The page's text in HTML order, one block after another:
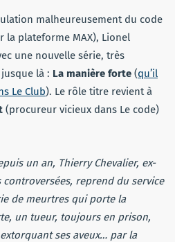
malheureusement du code
la plateforme MAX), Lionel
une nouvelle série, très
là : La manière forte (qu’il
Le Club). Le rôle titre revient à
(procureur vicieux dans Le code)
un an, Thierry Chevalier, ex-
reprend du service
de meurtres qui porte la
un tueur, toujours en prison,
ses aveux… par la